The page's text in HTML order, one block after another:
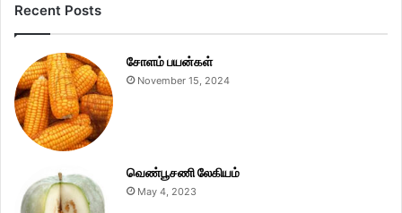
Recent Posts
சோளம் பயன்கள்
November 15, 2024
வெண்பூசணி லேகியம்
May 4, 2023